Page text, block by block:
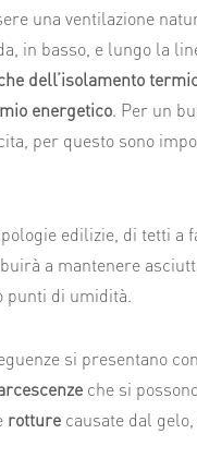
una ventilazione
in basso, e lungo la
dell’isolamento
energetico Per un
per questo sono
edilizie, di tetti a
a mantenere
di umidità.
si presentano
che si
rotture causate dal